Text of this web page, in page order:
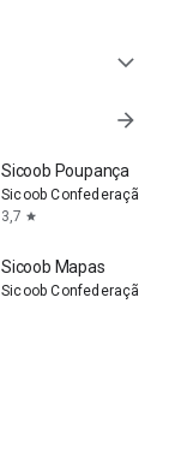
expand_more
arrow_forward
Sicoob Poupança
Sicoob Confederação
3,7 star
Sicoob Mapas
Sicoob Confederação